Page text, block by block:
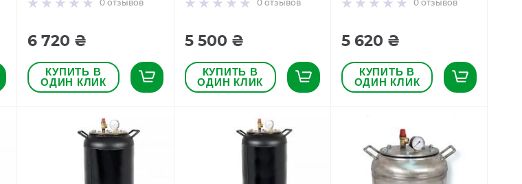
0отзывов
6 720 ₴
КУПИТЬ В
ОДИН КЛИК
0 отзывов
5 500 ₴
КУПИТЬ В
ОДИН КЛИК
0 отзывов
5 620 ₴
КУПИТЬ В
ОДИН КЛИК